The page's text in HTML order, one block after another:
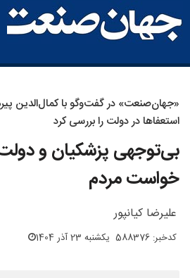
«جهان‌صنعت» در گفت‌وگو با کمال‌الدین
استعفاها در دولت را بررسی کرد
بی‌توجهی پزشکیان و
خواست مردم
علیرضا کیانپور
کدخبر: 588376 یکشنبه 23 آذر 1404